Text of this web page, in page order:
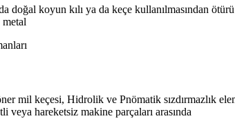
doğal koyun kılı ya da keçe kullanılmasından
döner mil keçesi, Hidrolik ve Pnömatik
hareketsiz makine parçaları arasında